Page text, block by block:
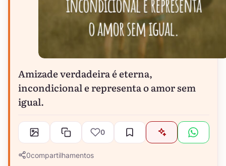
Amizade verdadeira é eterna,
incondicional e representa o amor sem
igual.
0
0compartilhamentos